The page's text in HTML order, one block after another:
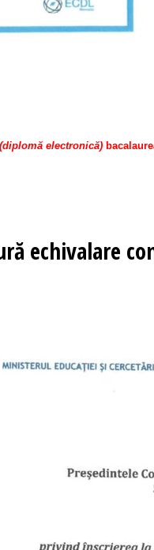
(diplomă electronică)
echivalare